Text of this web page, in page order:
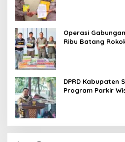
Operasi
Ribu Batang
DPRD Kabupaten
Program Parkir